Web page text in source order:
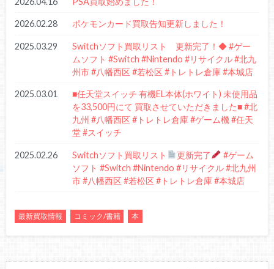
2026.02.28 ポケモンカード買取告知更新しました！
2025.03.29
Switchソフト買取リスト 更新完了！◆ #ゲー
ムソフト #Switch #Nintendo #リサイクル #北九
州市 #八幡西区 #若松区 #トレトレ倉庫 #本城店
2025.03.01
■任天堂スイッチ 有機EL本体(ホワイト) 未使用品
を33,500円にて 買取させていただきました■ #北
九州 #八幡西区 #トレトレ倉庫 #ゲーム機 #任天
堂 #スイッチ
2025.02.26 Switchソフト買取リスト 更新完了
#ゲーム
ソフト #Switch #Nintendo #リサイクル #北九州
市 #八幡西区 #若松区 #トレトレ倉庫 #本城店
最新買取情報 コミック/書籍 本